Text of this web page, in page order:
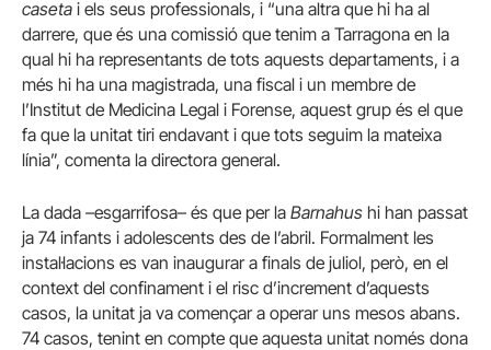
caseta i els seus professionals, i “una altra que hi ha al
darrere, que és una comissió que tenim a Tarragona en la
qual hi ha representants de tots aquests departaments, i a
més hi ha una magistrada, una fiscal i un membre de
l’Institut de Medicina Legal i Forense, aquest grup és el que
fa que la unitat tiri endavant i que tots seguim la mateixa
línia”, comenta la directora general.
La dada –esgarrifosa– és que per la Barnahus hi han passat
ja 74 infants i adolescents des de l’abril. Formalment les
instal·lacions es van inaugurar a finals de juliol, però, en el
context del confinament i el risc d’increment d’aquests
casos, la unitat ja va començar a operar uns mesos abans.
74 casos, tenint en compte que aquesta unitat només dona